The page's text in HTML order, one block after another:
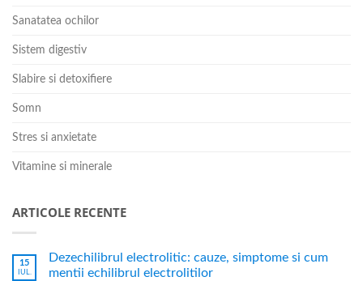
Sanatatea ochilor
Sistem digestiv
Slabire si detoxifiere
Somn
Stres si anxietate
Vitamine si minerale
ARTICOLE RECENTE
15
IUL.
Dezechilibrul electrolitic: cauze, simptome si cum
mentii echilibrul electrolitilor